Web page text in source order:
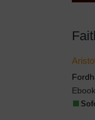
Ebook